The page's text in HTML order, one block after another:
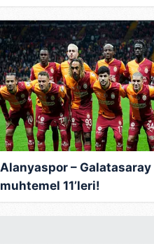
şaşıracaksınız...
Alanyaspor – Galatasaray
muhtemel 11’leri!